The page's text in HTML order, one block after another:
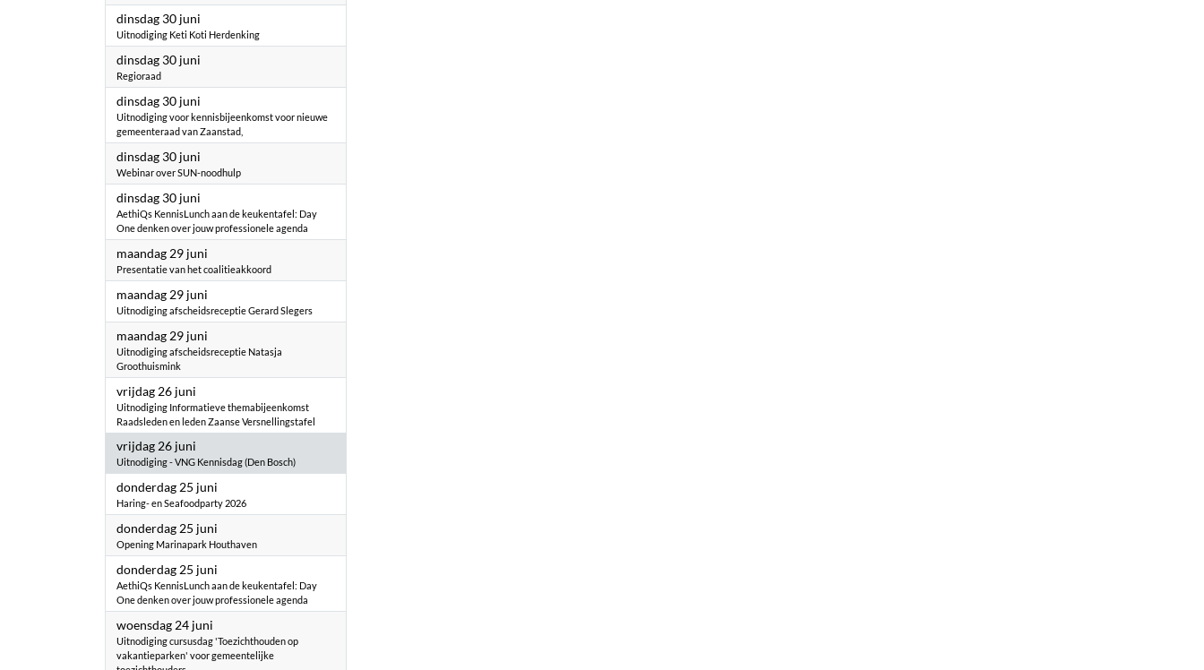
dinsdag 30 juni
Uitnodiging Keti Koti Herdenking
dinsdag 30 juni
Regioraad
dinsdag 30 juni
Uitnodiging voor kennisbijeenkomst voor nieuwe
gemeenteraad van Zaanstad,
dinsdag 30 juni
Webinar over SUN-noodhulp
dinsdag 30 juni
AethiQs KennisLunch aan de keukentafel: Day
One denken over jouw professionele agenda
maandag 29 juni
Presentatie van het coalitieakkoord
maandag 29 juni
Uitnodiging afscheidsreceptie Gerard Slegers
maandag 29 juni
Uitnodiging afscheidsreceptie Natasja
Groothuismink
vrijdag 26 juni
Uitnodiging Informatieve themabijeenkomst
Raadsleden en leden Zaanse Versnellingstafel
vrijdag 26 juni
Uitnodiging - VNG Kennisdag (Den Bosch)
donderdag 25 juni
Haring- en Seafoodparty 2026
donderdag 25 juni
Opening Marinapark Houthaven
donderdag 25 juni
AethiQs KennisLunch aan de keukentafel: Day
One denken over jouw professionele agenda
woensdag 24 juni
Uitnodiging cursusdag 'Toezichthouden op
vakantieparken' voor gemeentelijke